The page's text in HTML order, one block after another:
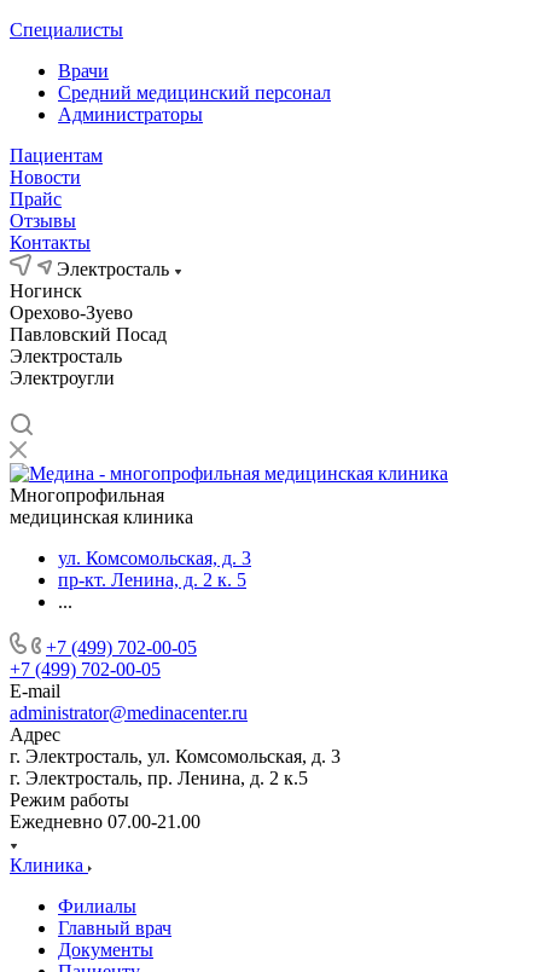
Специалисты
Врачи
Средний медицинский персонал
Администраторы
Пациентам
Новости
Прайс
Отзывы
Контакты
Электросталь
Ногинск
Орехово-Зуево
Павловский Посад
Электросталь
Электроугли
Многопрофильная
медицинская клиника
ул. Комсомольская, д. 3
пр-кт. Ленина, д. 2 к. 5
...
+7 (499) 702-00-05
+7 (499) 702-00-05
E-mail
administrator@medinacenter.ru
Адрес
г. Электросталь, ул. Комсомольская, д. 3
г. Электросталь, пр. Ленина, д. 2 к.5
Режим работы
Ежедневно 07.00-21.00
Клиника
Филиалы
Главный врач
Документы